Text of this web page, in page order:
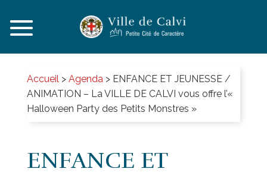
Accueil> Agenda> ENFANCE ET JEUNESSE /
ANIMATION – La VILLE DE CALVI vous offre l’«
Halloween Party des Petits Monstres »
ENFANCE ET